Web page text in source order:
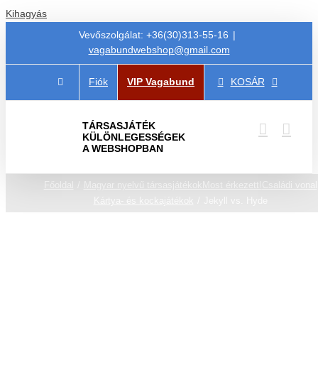
Kihagyás
Vevőszolgálat: +36(30)313-55-16 |
vagabundwebshop@gmail.com
Fiók VIP Vagabund KOSÁR
TÁRSASJÁTÉK
KÜLÖNLEGESSÉGEK
A WEBSHOPBAN
Főoldal Magyar nyelvű társasjátékok Most érkezett!
Családi vonal
Jekyll vs. Hyde